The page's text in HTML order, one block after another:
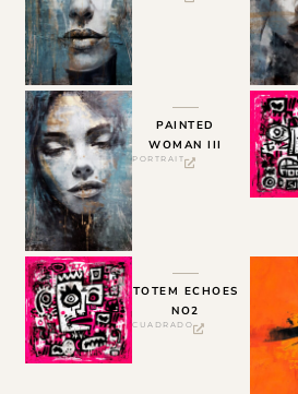
PAINTED
WOMAN III
PORTRAIT
TOTEM ECHOES
NO2
CUADRADO